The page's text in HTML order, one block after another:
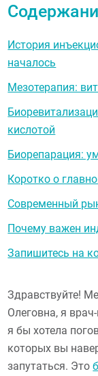
История
началось
Мезотерапия:
кислотой
Биорепарация:
Коротко о
Современный
Почему важен
Запишитесь на
Здравствуйте!
Олеговна, я
я бы хотела
которых вы
запутаться. Это